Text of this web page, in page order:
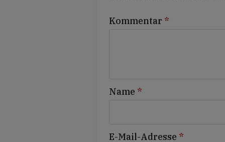
Kommentar *
Name *
E-Mail-Adresse *